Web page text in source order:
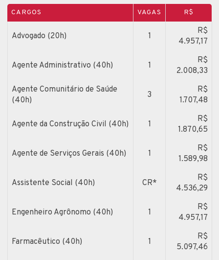
CARGOS VAGAS R$
Advogado (20h) 1
R$
4.957,17
Agente Administrativo (40h) 1
R$
2.008,33
Agente Comunitário de Saúde
(40h)
3
R$
1.707,48
Agente da Construção Civil (40h) 1
R$
1.870,65
Agente de Serviços Gerais (40h) 1
R$
1.589,98
Assistente Social (40h) CR*
R$
4.536,29
Engenheiro Agrônomo (40h) 1
R$
4.957,17
Farmacêutico (40h) 1
R$
5.097,46